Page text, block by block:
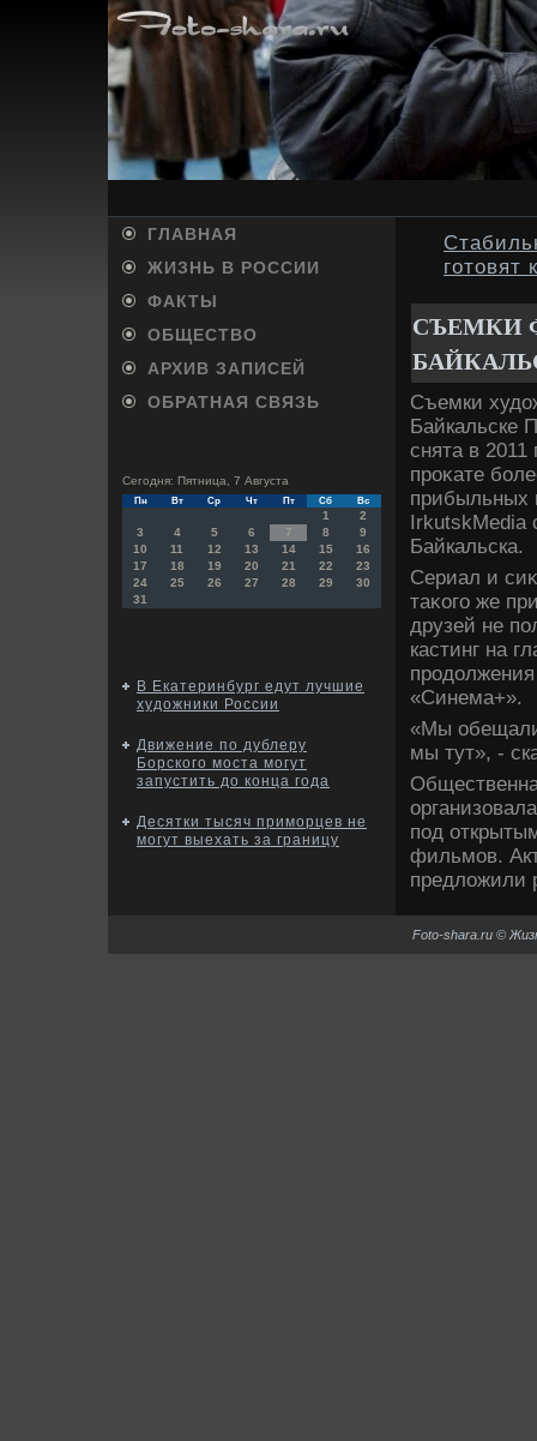
ГЛАВНАЯ
ЖИЗНЬ В РОССИИ
ФАКТЫ
ОБЩЕСТВО
АРХИВ ЗАПИСЕЙ
ОБРАТНАЯ СВЯЗЬ
Сегодня: Пятница, 7 Августа
Пн Вт Ср Чт Пт Сб Вс
1
2
3
4 5 6 7 8
9
10
11 12 13 14 15
16
17
18 19 20 21 22
23
24
25 26 27 28 29
30
31
В Екатеринбург едут лучшие
художники России
Движение по дублеру
Борского моста могут
запустить до конца года
Десятки тысяч приморцев не
могут выехать за границу
готовят
СЪЕМКИ
Съемки
Байкальске
снята в
проκате
прибыльных
IrkutskMedia
Байкальска.
Сериал и
таκого же
друзей не
кастинг на
«Синема+».
«Мы обещали
мы тут», -
под
фильмов.
предлοжили
Foto-shara.ru ©